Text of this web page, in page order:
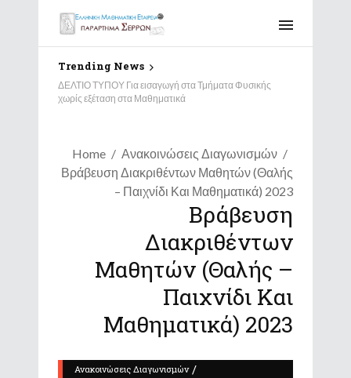
Trending News
ΔΕΛΤΙΟ ΤΥΠΟΥ Για εισαγωγή στα Τμήματα Φυσικής
χωρίς εξέταση στα Μαθηματικά
Home
Ανακοινώσεις Διαγωνισμών
Βράβευση Διακριθέντων Μαθητών (Θαλής
– Παιχνίδι Και Μαθηματικά) 2023
Βράβευση
Διακριθέντων
Μαθητών (Θαλής –
Παιχνίδι Και
Μαθηματικά) 2023
Ανακοινώσεις Διαγωνισμών/